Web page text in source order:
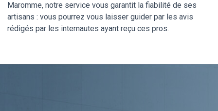
Maromme, notre service vous garantit la fiabilité de ses
artisans : vous pourrez vous laisser guider par les avis
rédigés par les internautes ayant reçu ces pros.